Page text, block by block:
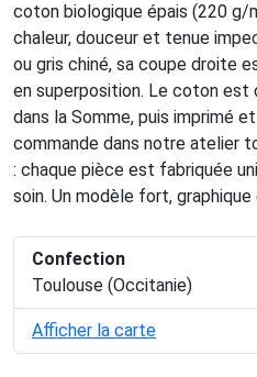
coton biologique épais (220 g/
chaleur, douceur et tenue
ou gris chiné, sa coupe droite
en superposition. Le coton
dans la Somme, puis imprimé
commande dans notre atelier
: chaque pièce est fabriquée
soin. Un modèle fort,
Confection
Toulouse (Occitanie)
Afficher la carte